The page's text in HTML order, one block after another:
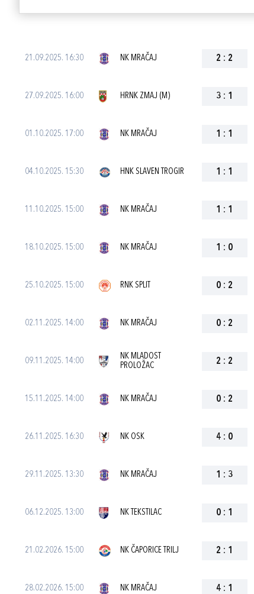
21.09.2025. 16:30 NK MRAČAJ 2 : 2
27.09.2025. 16:00 HRNK ZMAJ (M) 3 : 1
01.10.2025. 17:00 NK MRAČAJ 1 : 1
04.10.2025. 15:30 HNK SLAVEN TROGIR 1 : 1
11.10.2025. 15:00 NK MRAČAJ 1 : 1
18.10.2025. 15:00 NK MRAČAJ 1 : 0
25.10.2025. 15:00 RNK SPLIT 0 : 2
02.11.2025. 14:00 NK MRAČAJ 0 : 2
09.11.2025. 14:00
NK MLADOST
PROLOŽAC
2 : 2
15.11.2025. 14:00 NK MRAČAJ 0 : 2
26.11.2025. 16:30 NK OSK 4 : 0
29.11.2025. 13:30 NK MRAČAJ 1 : 3
06.12.2025. 13:00 NK TEKSTILAC 0 : 1
21.02.2026. 15:00 NK ČAPORICE TRILJ 2 : 1
28.02.2026. 15:00 NK MRAČAJ 4 : 1